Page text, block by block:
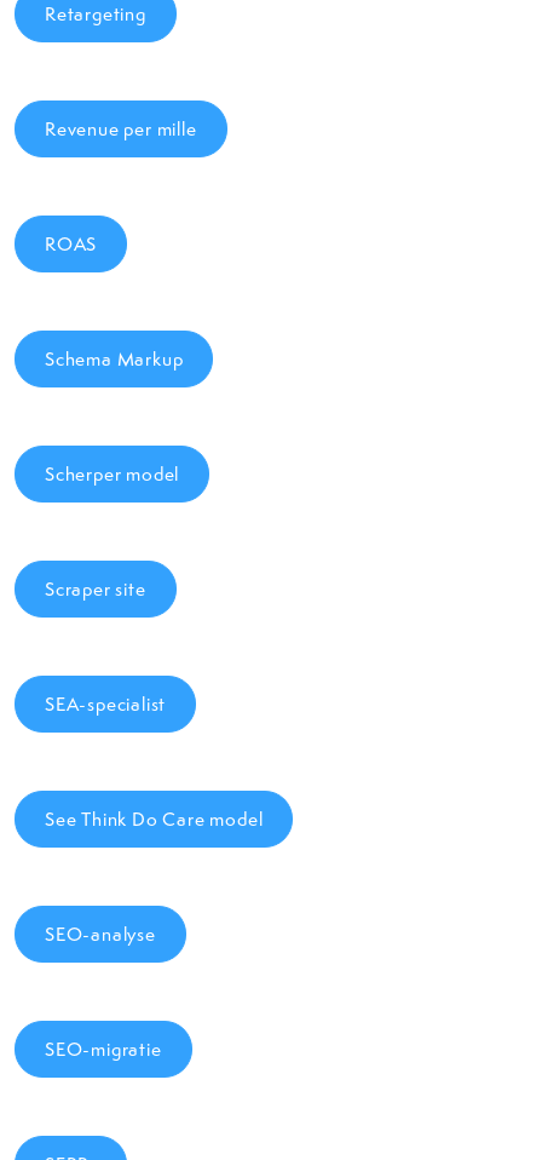
Retargeting
Revenue per mille
ROAS
Schema Markup
Scherper model
Scraper site
SEA-specialist
See Think Do Care model
SEO-analyse
SEO-migratie